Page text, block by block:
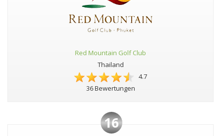
Red Mountain Golf Club
Thailand
4.7
36 Bewertungen
16